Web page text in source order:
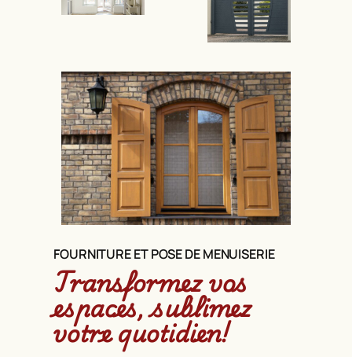
FOURNITURE ET POSE DE MENUISERIE
Transformez vos
espaces, sublimez
votre quotidien!